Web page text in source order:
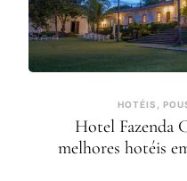
HOTÉIS,
Hotel Fazenda
melhores hotéis